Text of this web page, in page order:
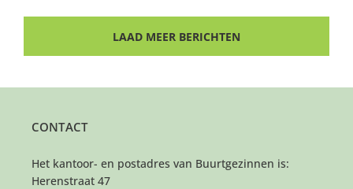
LAAD MEER BERICHTEN
CONTACT
Het kantoor- en postadres van Buurtgezinnen is:
Herenstraat 47